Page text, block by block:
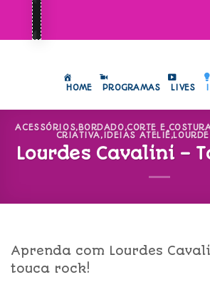
HOME PROGRAMAS LIVES
ACESSÓRIOS, BORDADO,CORTE E
CRIATIVA, IDEIAS ATELIÊ,
Lourdes Cavalini –
Aprenda com Lourdes
touca rock!